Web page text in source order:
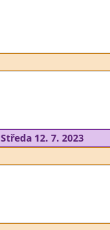
Středa 12. 7. 2023